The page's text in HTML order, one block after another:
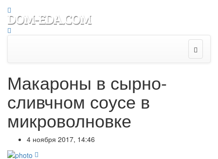
Макароны в сырно-
сливчном соусе в
микроволновке
4 ноября 2017, 14:46